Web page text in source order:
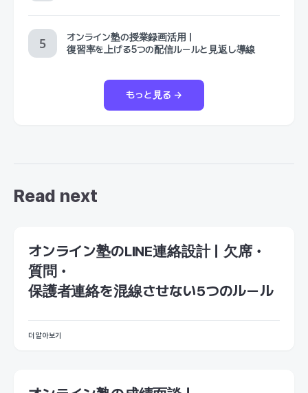
オンライン塾の授業録画活用｜
復習率を上げる5つの配信ルールと見返し導線
もっと見る →
Read next
オンライン塾のLINE連絡設計｜欠席・
質問・
保護者連絡を混線させない5つのルール
더 알아보기